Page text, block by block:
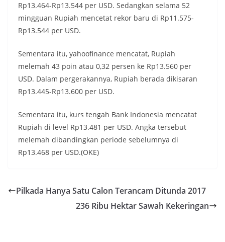
Rp13.464-Rp13.544 per USD. Sedangkan selama 52
mingguan Rupiah mencetat rekor baru di Rp11.575-
Rp13.544 per USD.
Sementara itu, yahoofinance mencatat, Rupiah
melemah 43 poin atau 0,32 persen ke Rp13.560 per
USD. Dalam pergerakannya, Rupiah berada dikisaran
Rp13.445-Rp13.600 per USD.
Sementara itu, kurs tengah Bank Indonesia mencatat
Rupiah di level Rp13.481 per USD. Angka tersebut
melemah dibandingkan periode sebelumnya di
Rp13.468 per USD.(OKE)
Pilkada Hanya Satu Calon Terancam Ditunda 2017
236 Ribu Hektar Sawah Kekeringan